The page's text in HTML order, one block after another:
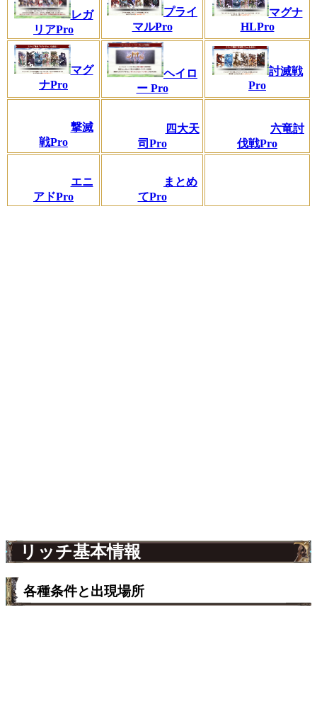
レガ
リアPro
プライ
マルPro
マグナ
HLPro
マグ
ナPro
ヘイロ
ー Pro
討滅戦
Pro
撃滅
戦Pro
四大天
司Pro
六竜討
伐戦Pro
エニ
アドPro
まとめ
てPro
リッチ基本情報
各種条件と出現場所